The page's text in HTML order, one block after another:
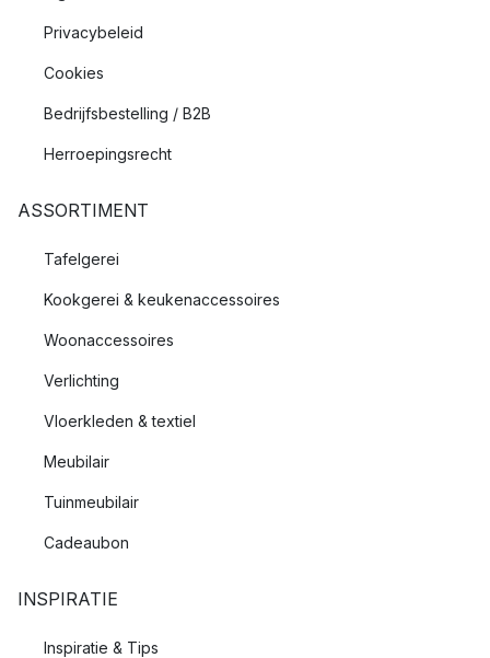
Privacybeleid
Cookies
Bedrijfsbestelling / B2B
Herroepingsrecht
ASSORTIMENT
Tafelgerei
Kookgerei & keukenaccessoires
Woonaccessoires
Verlichting
Vloerkleden & textiel
Meubilair
Tuinmeubilair
Cadeaubon
INSPIRATIE
Inspiratie & Tips